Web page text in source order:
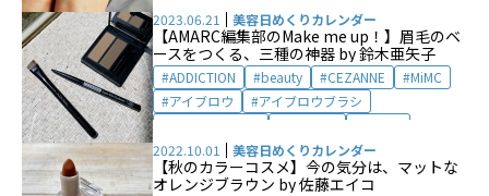
2023.06.21 美容日めくりカレンダー
【AMARC編集部のMake me up！】眉毛のベ
ースをつくる、三種の神器 by 鈴木亜矢子
ADDICTION beauty CEZANNE
MiMC
アイブロウ
アイブロウブラシ
アディクション
メイク
メイクアップ
メイクアップツール
眉毛
2022.10.01 美容日めくりカレンダー
【秋のカラーコスメ】今の気分は、マットな
オレンジブラウン by 佐藤エイコ